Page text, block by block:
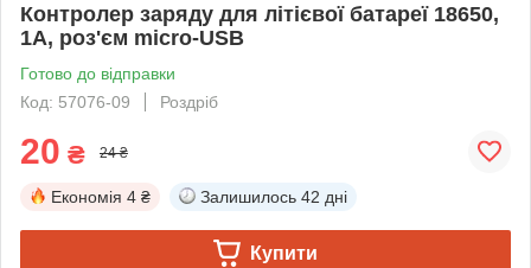
Контролер заряду для літієвої батареї 18650,
1А, роз'єм micro-USB
Готово до відправки
Код: 57076-09
Роздріб
20 ₴ 24 ₴
Економія 4 ₴ Залишилось 42 дні
Купити